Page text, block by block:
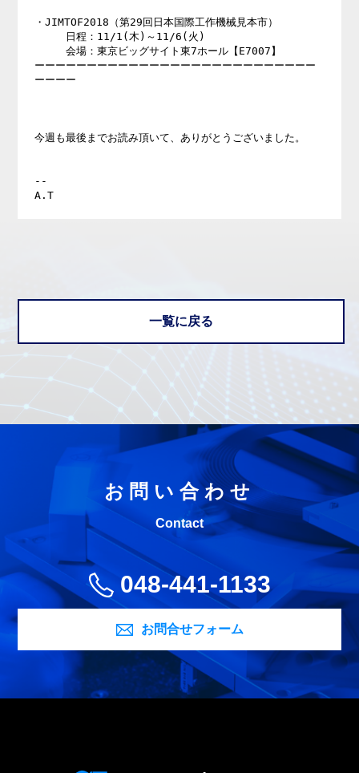
・JIMTOF2018（第29回日本国際工作機械見本市）
日程：11/1(木)～11/6(火)
会場：東京ビッグサイト東7ホール【E7007】
ーーーーーーーーーーーーーーーーーーーーーーーーーーー
ーーーー
今週も最後までお読み頂いて、ありがとうございました。
--
A.T
一覧に戻る
お問い合わせ
Contact
048-441-1133
お問合せフォーム